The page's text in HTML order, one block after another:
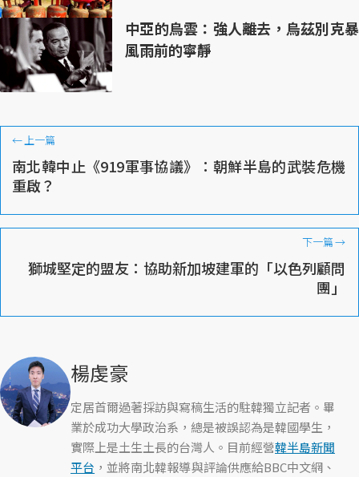
中亞的烏雲：強人離去，烏茲別克暴
風雨前的寧靜
←上一篇
南北韓中止《919軍事協議》：朝鮮半島的武裝危機
重啟？
下一篇→
獅城堅定的盟友：協助新加坡建軍的「以色列顧問
團」
楊虔豪
定居首爾過著採訪與寫稿生活的駐韓獨立記者。畢
業於成功大學政治系，總是被誤認為是韓國學生，
實際上是土生土長的台灣人。目前經營韓半島新聞
平台 ，並將南北韓報導與評論供應給BBC中文網、